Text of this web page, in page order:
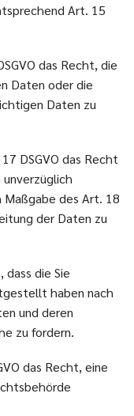
Art. 15
das Recht, die
Daten oder die
Daten zu
DSGVO das Recht
des Art. 18
der Daten zu
dass die Sie
haben nach
und deren
zu fordern.
das Recht, eine